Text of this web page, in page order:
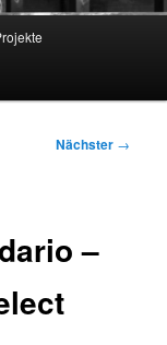
Nächster →
–